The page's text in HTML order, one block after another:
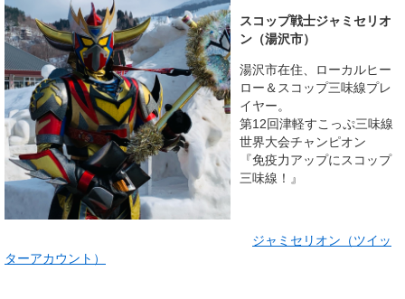
スコップ戦士ジャミセリオ
ン（湯沢市）
湯沢市在住、ローカルヒー
ロー＆スコップ三味線プレ
イヤー。
第12回津軽すこっぷ三味線
世界大会チャンピオン
『免疫力アップにスコップ
三味線！』
ジャミセリオン（ツイッ
ターアカウント）